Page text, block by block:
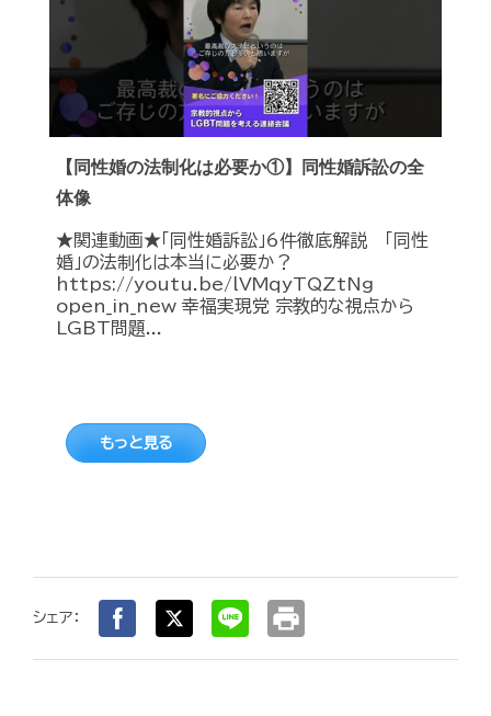
【同性婚の法制化は必要か①】同性婚訴訟の全
体像
★関連動画★「同性婚訴訟」6件徹底解説 「同性
婚」の法制化は本当に必要か？
https://youtu.be/lVMqyTQZtNg
open_in_new 幸福実現党 宗教的な視点から
LGBT問題...
もっと見る
シェア： print